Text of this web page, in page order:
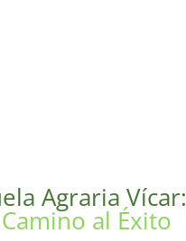
Agraria Vícar:
al Éxito